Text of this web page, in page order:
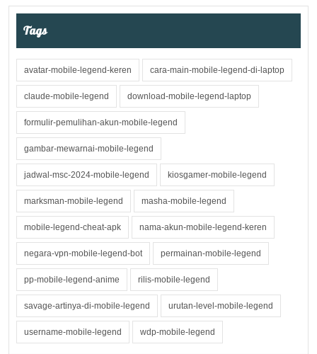
Tags
avatar-mobile-legend-keren cara-main-mobile-legend-di-laptop
claude-mobile-legend download-mobile-legend-laptop
formulir-pemulihan-akun-mobile-legend
gambar-mewarnai-mobile-legend
jadwal-msc-2024-mobile-legend kiosgamer-mobile-legend
marksman-mobile-legend masha-mobile-legend
mobile-legend-cheat-apk nama-akun-mobile-legend-keren
negara-vpn-mobile-legend-bot permainan-mobile-legend
pp-mobile-legend-anime rilis-mobile-legend
savage-artinya-di-mobile-legend urutan-level-mobile-legend
username-mobile-legend wdp-mobile-legend